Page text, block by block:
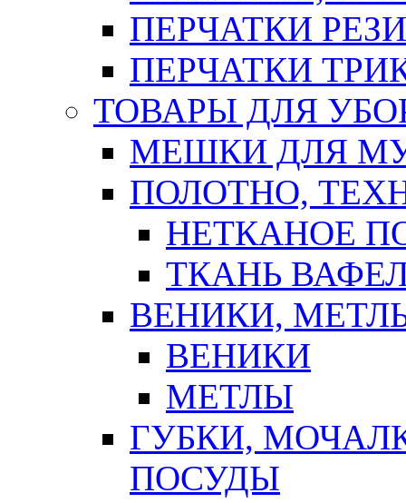
ПЕРЧАТКИ
ПЕРЧАТКИ
ТОВАРЫ ДЛЯ
МЕШКИ ДЛЯ
ПОЛОТНО,
НЕТКАНОЕ
ТКАНЬ
ВЕНИКИ,
ВЕНИКИ
МЕТЛЫ
ГУБКИ,
ПОСУДЫ